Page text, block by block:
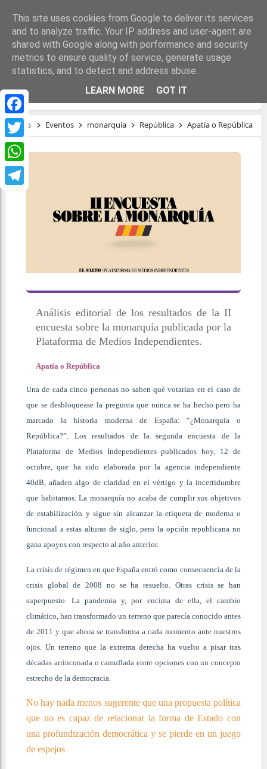
Facebook
Twitter
WhatsApp
APATÍA O REPÚBLICA
Inicio Eventos monarquía República Apatía o República
Análisis editorial de los resultados de la II
encuesta sobre la monarquía publicada por la
Plataforma de Medios Independientes.
Apatía o República
Una de cada cinco personas no saben qué votarían en el caso de
que se desbloquease la pregunta que nunca se ha hecho pero ha
marcado la historia moderna de España: “¿Monarquía o
República?”. Los resultados de la segunda encuesta de la
Plataforma de Medios Independientes publicados hoy, 12 de
octubre, que ha sido elaborada por la agencia independiente
40dB, añaden algo de claridad en el vértigo y la incertidumbre
que habitamos. La monarquía no acaba de cumplir sus objetivos
de estabilización y sigue sin alcanzar la etiqueta de moderna o
funcional a estas alturas de siglo, pero la opción republicana no
gana apoyos con respecto al año anterior.
La crisis de régimen en que España entró como consecuencia de la
crisis global de 2008 no se ha resuelto. Otras crisis se han
superpuesto. La pandemia y, por encima de ella, el cambio
climático, han transformado un terreno que parecía conocido antes
de 2011 y que ahora se transforma a cada momento ante nuestros
ojos. Un terreno que la extrema derecha ha vuelto a pisar tras
décadas arrinconada o camuflada entre opciones con un concepto
estrecho de la democracia.
No hay nada menos sugerente que una propuesta política
que no es capaz de relacionar la forma de Estado con
una profundización democrática y se pierde en un juego
de espejos
This site uses cookies from Google to deliver its services
and to analyze traffic. Your IP address and user-agent are
shared with Google along with performance and security
metrics to ensure quality of service, generate usage
statistics, and to detect and address abuse.
LEARN MORE
GOT IT